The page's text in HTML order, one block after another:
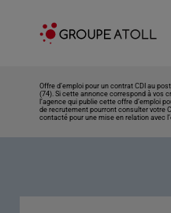
Offre d’emploi pour un contrat CDI au
(74). Si cette annonce correspond à vos
l’agence qui publie cette offre d’emploi
de recrutement pourront consulter votre
contacté pour une mise en relation avec